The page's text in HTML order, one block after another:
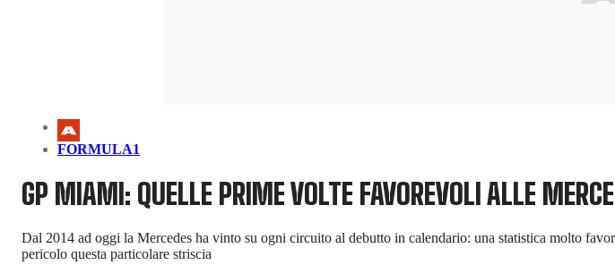
FORMULA1
GP MIAMI: QUELLE PRIME VOLTE FAVOREVOLI ALLE
Dal 2014 ad oggi la Mercedes ha vinto su ogni circuito al debutto in calendario: una statistica molto
pericolo questa particolare striscia